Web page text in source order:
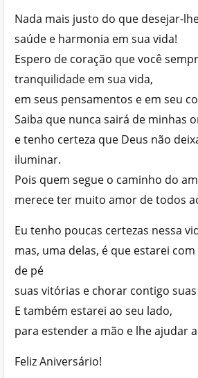
Nada mais justo do que desejar-
saúde e harmonia em sua vida!
Espero de coração que você
tranquilidade em sua vida,
em seus pensamentos e em seu
Saiba que nunca sairá de minhas
e tenho certeza que Deus não
iluminar.
Pois quem segue o caminho do
merece ter muito amor de todos
Eu tenho poucas certezas nessa
mas, uma delas, é que estarei
de pé
suas vitórias e chorar contigo
E também estarei ao seu lado,
para estender a mão e lhe ajudar
Feliz Aniversário!